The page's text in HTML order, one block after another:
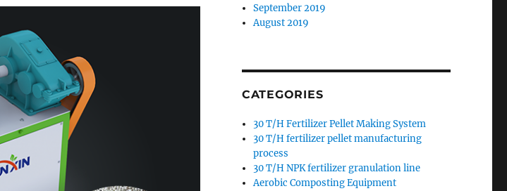
September 2019
August 2019
CATEGORIES
30 T/H Fertilizer Pellet Making System
30 T/H fertilizer pellet manufacturing
process
30 T/H NPK fertilizer granulation line
Aerobic Composting Equipment